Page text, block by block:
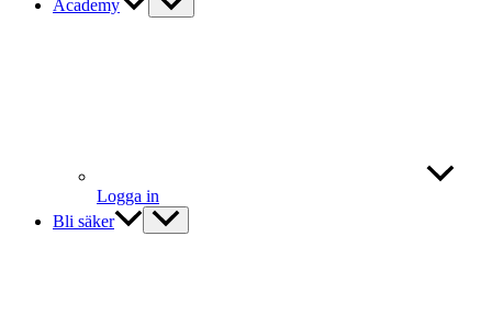
Academy
Logga in
Bli säker